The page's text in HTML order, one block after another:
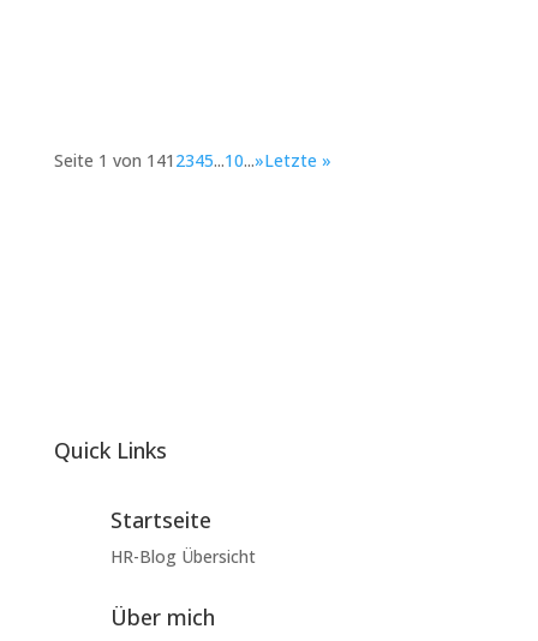
Seite 1 von 141 2345...10...»Letzte »
Quick Links
Startseite
HR-Blog Übersicht
Über mich